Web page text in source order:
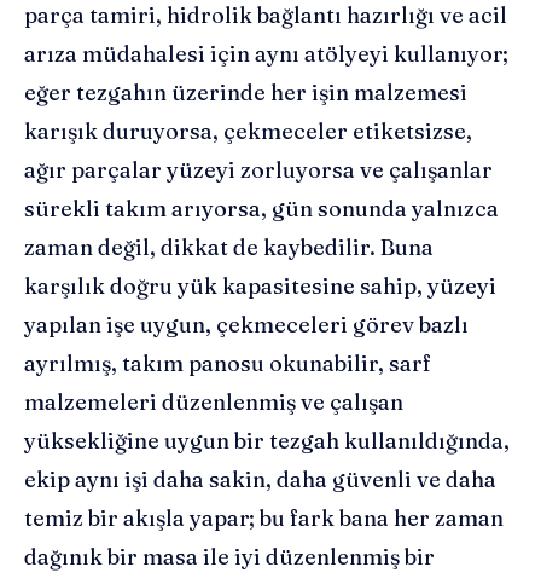
parça tamiri, hidrolik bağlantı hazırlığı ve acil
arıza müdahalesi için aynı atölyeyi kullanıyor;
eğer tezgahın üzerinde her işin malzemesi
karışık duruyorsa, çekmeceler etiketsizse,
ağır parçalar yüzeyi zorluyorsa ve çalışanlar
sürekli takım arıyorsa, gün sonunda yalnızca
zaman değil, dikkat de kaybedilir. Buna
karşılık doğru yük kapasitesine sahip, yüzeyi
yapılan işe uygun, çekmeceleri görev bazlı
ayrılmış, takım panosu okunabilir, sarf
malzemeleri düzenlenmiş ve çalışan
yüksekliğine uygun bir tezgah kullanıldığında,
ekip aynı işi daha sakin, daha güvenli ve daha
temiz bir akışla yapar; bu fark bana her zaman
dağınık bir masa ile iyi düzenlenmiş bir